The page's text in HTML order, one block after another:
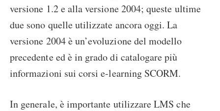
versione 1.2 e alla versione 2004; queste ultime
due sono quelle utilizzate ancora oggi. La
versione 2004 è un’evoluzione del modello
precedente ed è in grado di catalogare più
informazioni sui corsi e-learning SCORM.
In generale, è importante utilizzare LMS che